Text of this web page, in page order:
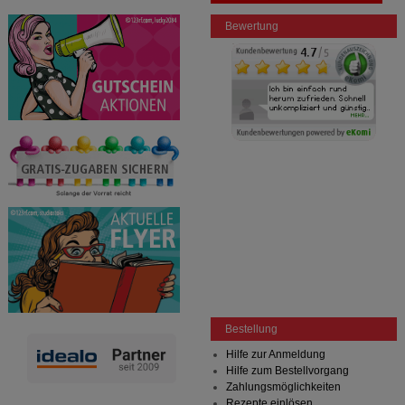
Bewertung
Bestellung
Hilfe zur Anmeldung
Hilfe zum Bestellvorgang
Zahlungsmöglichkeiten